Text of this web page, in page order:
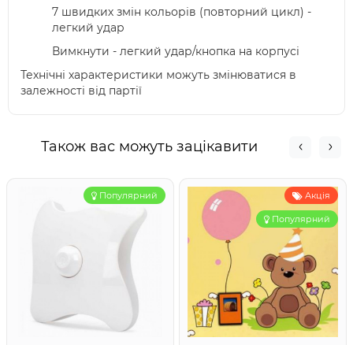
7 швидких змін кольорів (повторний цикл) -
легкий удар
Вимкнути - легкий удар/кнопка на корпусі
Технічні характеристики можуть змінюватися в
залежності від партії
Також вас можуть зацікавити
Популярний Акція
Популярний